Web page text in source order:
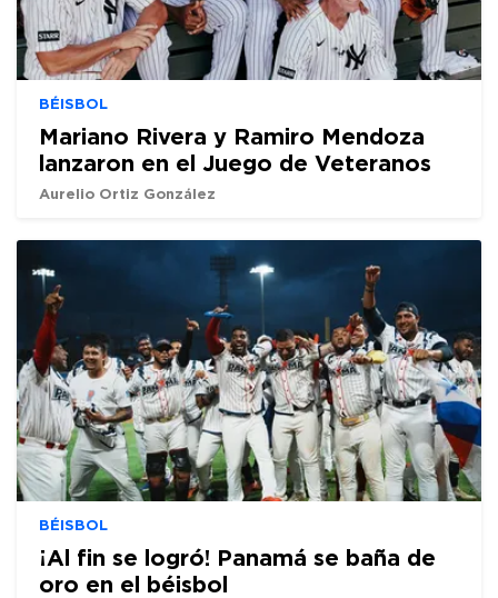
BÉISBOL
Mariano Rivera y Ramiro Mendoza
lanzaron en el Juego de Veteranos
Aurelio Ortiz González
BÉISBOL
¡Al fin se logró! Panamá se baña de
oro en el béisbol